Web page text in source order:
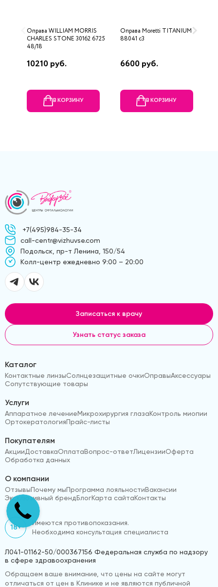
Оправа WILLIAM MORRIS
CHARLES STONE 30162 6725
48/18
10210 руб.
В КОРЗИНУ
Оправа Moretti TITANIUM
88041 c3
6600 руб.
В КОРЗИНУ
+7(495)984-35-34
call-centr@vizhuvse.com
Подольск, пр-т Ленина, 150/54
Kолл-центр ежедневно 9:00 – 20:00
Записаться к врачу
Узнать статус заказа
Каталог
Контактные линзыСолнцезащитные очкиОправыАксессуары
Сопутствующие товары
Услуги
Аппаратное лечениеМикрохирургия глазаКонтроль миопии
ОртокератологияПрайс-листы
Покупателям
АкцииДоставкаОплатаВопрос-ответЛицензииОферта
Обработка данных
О компании
ОтзывыПочему мыПрограмма лояльностиВакансии
Эксклюзивный брендБлогКарта сайтаКонтакты
18+
Имеются противопоказания.
Необходима консультация специалиста
Л041-01162-50/000367156 Федеральная служба по надзору
в сфере здравоохранения
Обращаем ваше внимание, что цены на сайте могут
отличаться от цен в Клинике и не являются публичной